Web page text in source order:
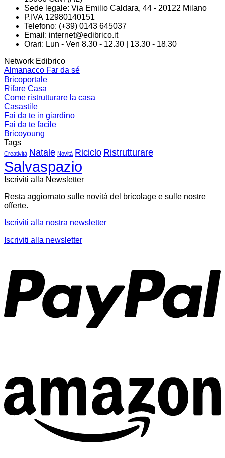
Sede legale: Via Emilio Caldara, 44 - 20122 Milano
P.IVA 12980140151
Telefono: (+39) 0143 645037
Email: internet@edibrico.it
Orari: Lun - Ven 8.30 - 12.30 | 13.30 - 18.30
Network Edibrico
Almanacco Far da sé
Bricoportale
Rifare Casa
Come ristrutturare la casa
Casastile
Fai da te in giardino
Fai da te facile
Bricoyoung
Tags
Creatività Natale Novità Riciclo Ristrutturare
Salvaspazio
Iscriviti alla Newsletter
Resta aggiornato sulle novità del bricolage e sulle nostre
offerte.
Iscriviti alla nostra newsletter
Iscriviti alla newsletter